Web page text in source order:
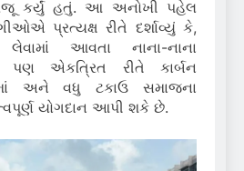
કર્યું હતું. આ અનોખી પહેલ
પ્રત્યક્ષ રીતે દર્શાવ્યું કે,
આવતા નાના-નાના
પણ એકત્રિત રીતે કાર્બન
અને વધુ ટકાઉ સમાજના
યોગદાન આપી શકે છે.